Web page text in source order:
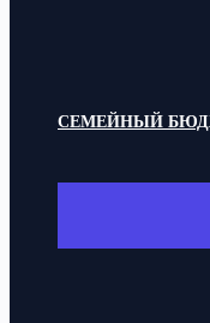
СЕМЕЙНЫЙ